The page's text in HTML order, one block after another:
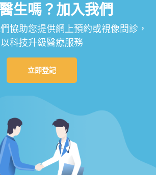
生嗎？加入我們
協助您提供網上預約或視像問診，
以科技升級醫療服務
立即登記